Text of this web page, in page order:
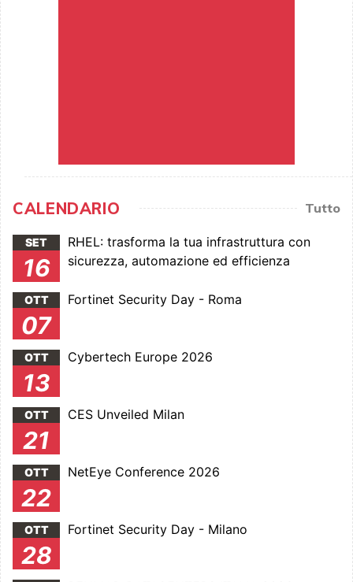
CALENDARIO Tutto
SET
16
RHEL: trasforma la tua infrastruttura con
sicurezza, automazione ed efficienza
OTT
07
Fortinet Security Day - Roma
OTT
13
Cybertech Europe 2026
OTT
21
CES Unveiled Milan
OTT
22
NetEye Conference 2026
OTT
28
Fortinet Security Day - Milano